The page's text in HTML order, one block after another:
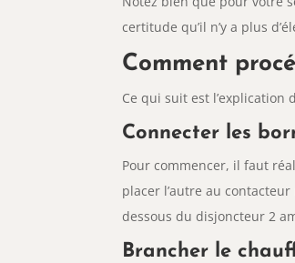
certitude qu’il n’y a plus
Comment
Ce qui suit est l’explication
Connecter les
Pour commencer, il faut
placer l’autre au
dessous du disjoncteur 2
Brancher le